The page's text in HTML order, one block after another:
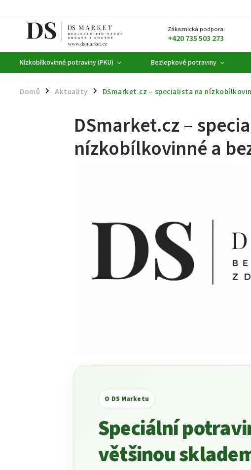
Zákaznická podpora:
+420 735 503 273
Nízkobílkovinné potraviny (PKU) Bezlepkové potraviny
Domů / Aktuality / DSmarket.cz – specialista na
DSmarket.cz –
nízkobílkovinné a
O DS Marketu
Speciální
většinou